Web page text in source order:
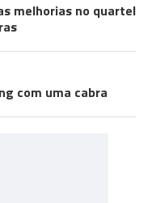
melhorias no quartel
com uma cabra